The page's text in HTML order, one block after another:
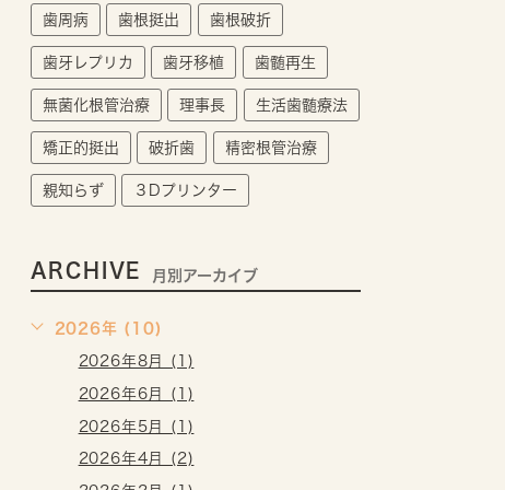
歯周病 歯根挺出 歯根破折
歯牙レプリカ 歯牙移植 歯髄再生
無菌化根管治療 理事長 生活歯髄療法
矯正的挺出 破折歯 精密根管治療
親知らず ３Dプリンター
ARCHIVE 月別アーカイブ
2026年 (10)
2026年8月 (1)
2026年6月 (1)
2026年5月 (1)
2026年4月 (2)